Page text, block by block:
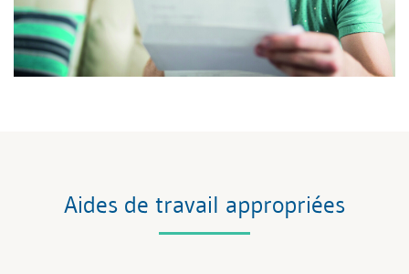
Aides de travail appropriées